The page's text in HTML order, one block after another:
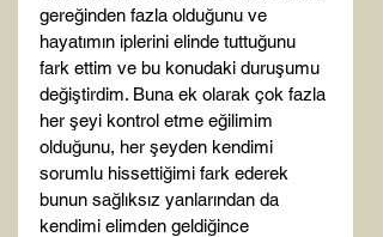
gereğinden fazla olduğunu ve
hayatımın iplerini elinde tuttuğunu
fark ettim ve bu konudaki duruşumu
değiştirdim. Buna ek olarak çok fazla
her şeyi kontrol etme eğilimim
olduğunu, her şeyden kendimi
sorumlu hissettiğimi fark ederek
bunun sağlıksız yanlarından da
kendimi elimden geldiğince